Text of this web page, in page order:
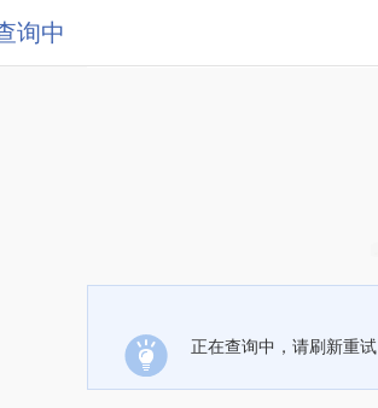
询中
正在查询中，请刷新重试